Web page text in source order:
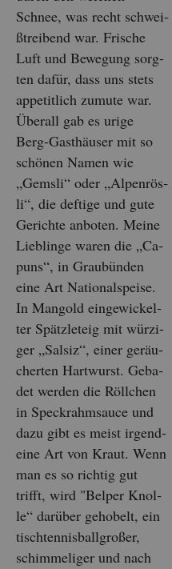
Schnee, was recht schwei­
ß­trei­bend war. Fri­sche
Luft und Be­we­gung sorg­
ten dafür, dass uns stets
ap­pe­tit­lich zu­mu­te war.
Über­all gab es urige
Berg-Gast­häu­ser mit so
schö­nen Namen wie
„Gems­li“ oder „Al­pen­rös­
li“, die def­ti­ge und gute
Ge­rich­te an­bo­ten. Meine
Lieb­lin­ge waren die „Ca­
puns“, in Grau­bün­den
eine Art Na­tio­nal­spei­se.
In Man­gold ein­ge­wi­ckel­
ter Spätz­le­teig mit wür­zi­
ger „Sal­siz“, einer ge­räu­
cher­ten Hart­wurst. Ge­ba­
det wer­den die Röll­chen
in Speck­rahm­sauce und
dazu gibt es meist ir­gend­
ei­ne Art von Kraut. Wenn
man es so rich­tig gut
trifft, wird "Bel­per Knol­
le“ dar­über ge­ho­belt, ein
tisch­ten­nis­ball­gro­ßer,
schim­me­li­ger und nach